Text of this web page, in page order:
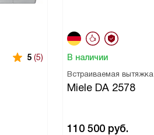
5 (5) В наличии
Встраиваемая вытяжка
Miele DA 2578
110 500 руб.